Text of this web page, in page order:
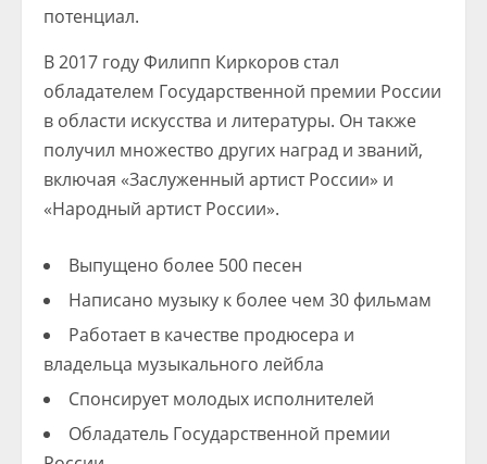
потенциал.
В 2017 году Филипп Киркоров стал
обладателем Государственной премии России
в области искусства и литературы. Он также
получил множество других наград и званий,
включая «Заслуженный артист России» и
«Народный артист России».
Выпущено более 500 песен
Написано музыку к более чем 30 фильмам
Работает в качестве продюсера и
владельца музыкального лейбла
Спонсирует молодых исполнителей
Обладатель Государственной премии